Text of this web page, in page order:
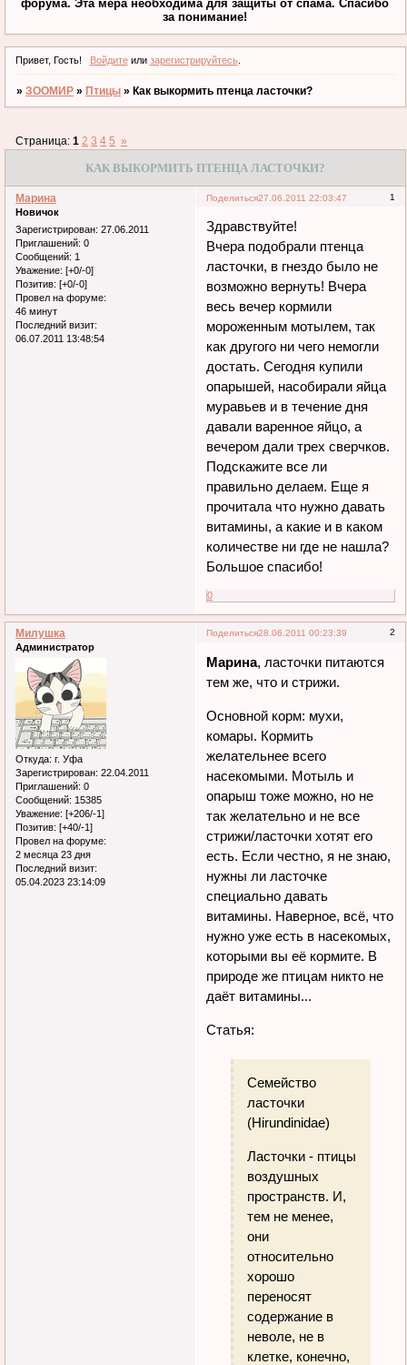
форума. Эта мера необходима для защиты от спама. Спасибо
за понимание!
Привет, Гость! Войдитеили зарегистрируйтесь.
»ЗООМИР » Птицы » Как выкормить птенца ласточки?
КАК ВЫКОРМИТЬ ПТЕНЦА ЛАСТОЧКИ?
Страница:1 2 3 4 5 »
Поделиться 1
27.06.2011 22:03:47
Марина
Новичок
Зарегистрирован: 27.06.2011
Приглашений: 0
Сообщений: 1
Уважение: [+0/-0]
Позитив: [+0/-0]
Провел на форуме:
46 минут
Последний визит:
06.07.2011 13:48:54
Здравствуйте!
Вчера подобрали птенца
ласточки, в гнездо было не
возможно вернуть! Вчера
весь вечер кормили
мороженным мотылем, так
как другого ни чего немогли
достать. Сегодня купили
опарышей, насобирали яйца
муравьев и в течение дня
давали варенное яйцо, а
вечером дали трех сверчков.
Подскажите все ли
правильно делаем. Еще я
прочитала что нужно давать
витамины, а какие и в каком
количестве ни где не нашла?
Большое спасибо!
0
Поделиться 2
28.06.2011 00:23:39
Милушка
Администратор
Откуда: г. Уфа
Зарегистрирован: 22.04.2011
Приглашений: 0
Сообщений: 15385
Уважение: [+206/-1]
Позитив: [+40/-1]
Провел на форуме:
2 месяца 23 дня
Последний визит:
05.04.2023 23:14:09
Марина, ласточки питаются
тем же, что и стрижи.
Основной корм: мухи,
комары. Кормить
желательнее всего
насекомыми. Мотыль и
опарыш тоже можно, но не
так желательно и не все
стрижи/ласточки хотят его
есть. Если честно, я не знаю,
нужны ли ласточке
специально давать
витамины. Наверное, всё, что
нужно уже есть в насекомых,
которыми вы её кормите. В
природе же птицам никто не
даёт витамины...
Статья:
Семейство
ласточки
(Hirundinidae)
Ласточки - птицы
воздушных
пространств. И,
тем не менее,
они
относительно
хорошо
переносят
содержание в
неволе, не в
клетке, конечно,